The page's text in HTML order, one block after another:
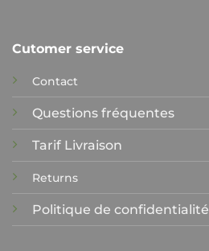
Cutomer service
Contact
Questions fréquentes
Tarif Livraison
Returns
Politique de confidentialité